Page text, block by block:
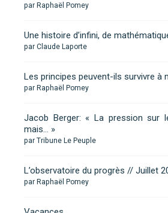
par Raphaël Pomey
Une histoire d’infini, de
par Claude Laporte
Les principes peuvent-ils survivre à
par Raphaël Pomey
Jacob Berger: « La pression sur
mais… »
par Tribune Le Peuple
L’observatoire du progrès // Juillet
par Raphaël Pomey